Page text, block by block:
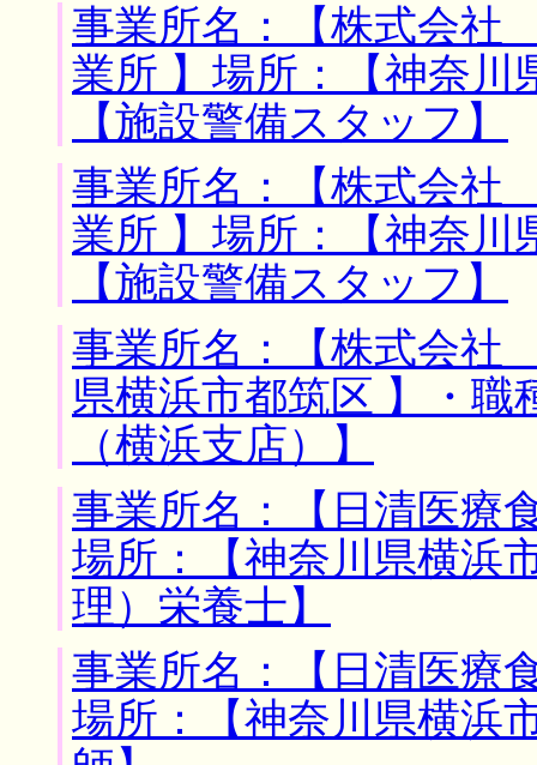
事業所名：【株式会
業所 】場所：【神奈川
【施設警備スタッフ】
事業所名：【株式会
業所 】場所：【神奈川
【施設警備スタッフ】
事業所名：【株式会
県横浜市都筑区 】・
（横浜支店）】
事業所名：【日清医
場所：【神奈川県横浜
理）栄養士】
事業所名：【日清医
場所：【神奈川県横浜